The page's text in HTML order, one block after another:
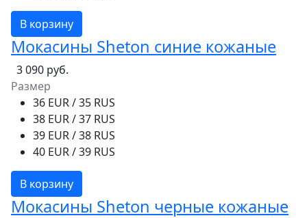
В корзину
Мокасины Sheton синие кожаные
3 090 руб.
Размер
36 EUR / 35 RUS
38 EUR / 37 RUS
39 EUR / 38 RUS
40 EUR / 39 RUS
В корзину
Мокасины Sheton черные кожаные